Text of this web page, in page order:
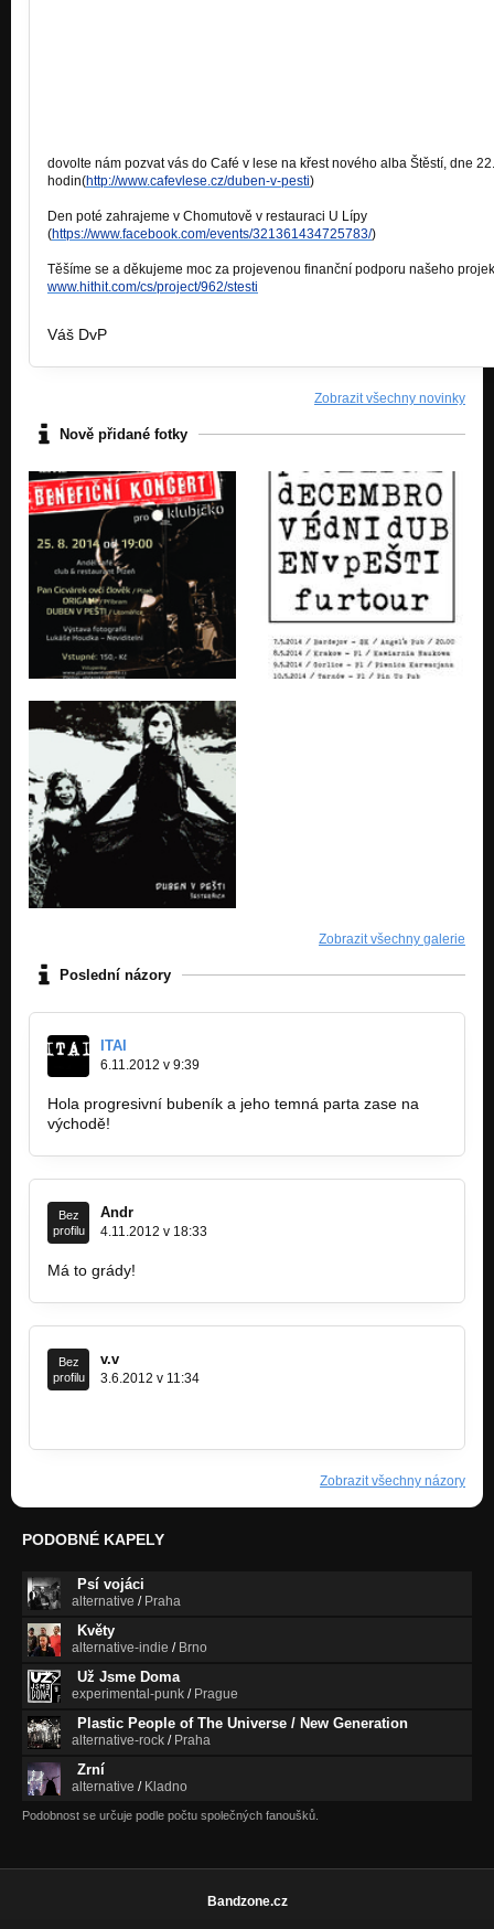
dovolte nám pozvat vás do Café v lese na křest nového alba Štěstí, dne
hodin(http://www.cafevlese.cz/duben-v-pesti)
Den poté zahrajeme v Chomutově v restauraci U Lípy
(https://www.facebook.com/events/321361434725783/)
Těšíme se a děkujeme moc za projevenou finanční podporu našeho
www.hithit.com/cs/project/962/stesti
Váš DvP
Zobrazit všechny novinky
Nově přidané fotky
Zobrazit všechny galerie
Poslední názory
ITAI
6.11.2012 v 9:39
Hola progresivní bubeník a jeho temná parta zase na
východě!
Bez
profilu
Andr
4.11.2012 v 18:33
Má to grády!
Bez
profilu
v.v
3.6.2012 v 11:34
Zobrazit všechny názory
PODOBNÉ KAPELY
Psí vojáci
alternative / Praha
Květy
alternative-indie / Brno
Už Jsme Doma
experimental-punk / Prague
Plastic People of The Universe / New Generation
alternative-rock / Praha
Zrní
alternative / Kladno
Podobnost se určuje podle počtu společných fanoušků.
Bandzone.cz